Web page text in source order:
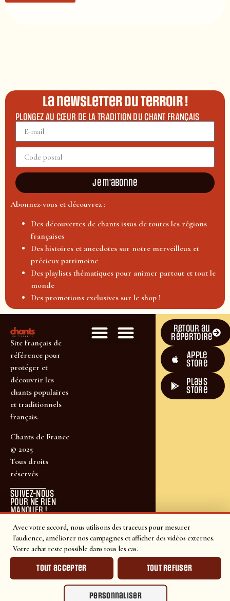
Avec votre accord, nous utilisons des traceurs pour mesurer
l'audience, améliorer nos campagnes et afficher des vidéos externes.
Votre achat reste possible dans tous les cas.
Tout accepter Tout refuser
Personnaliser
La newsletter du terroir !
PLONGEZ AU CŒUR DE LA TRADITION DU CHANT FRANÇAIS
Je m'abonne
Abonnez-vous et découvrez :
Des découvertes de chants issus de toutes les régions
françaises
Des histoires et anecdotes sur notre merveilleux et
précieux patrimoine
Des playlists thématiques pour animer partout et tout le
monde
Des promotions exclusives sur le shop !
Site français de
référence pour
protéger et
découvrir les
chants populaires
et traditionnels
français.
Chants de France
© 2025
Tous droits
réservés
SUIVEZ-NOUS
POUR NE RIEN
MANQUER !
Retour au
répertoire
Apple
Store
plays
store